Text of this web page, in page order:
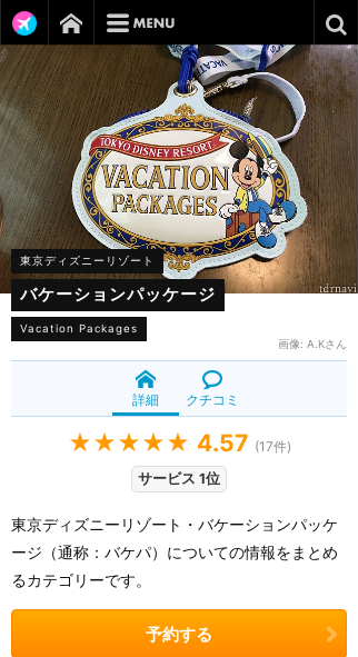
東京ディズニーリゾート
バケーションパッケージ
Vacation Packages
画像: A.Kさん
詳細 クチコミ
★★★★★ 4.57 (17件)
サービス 1位
東京ディズニーリゾート・バケーションパッケ
ージ（通称：バケパ）についての情報をまとめ
るカテゴリーです。
予約する